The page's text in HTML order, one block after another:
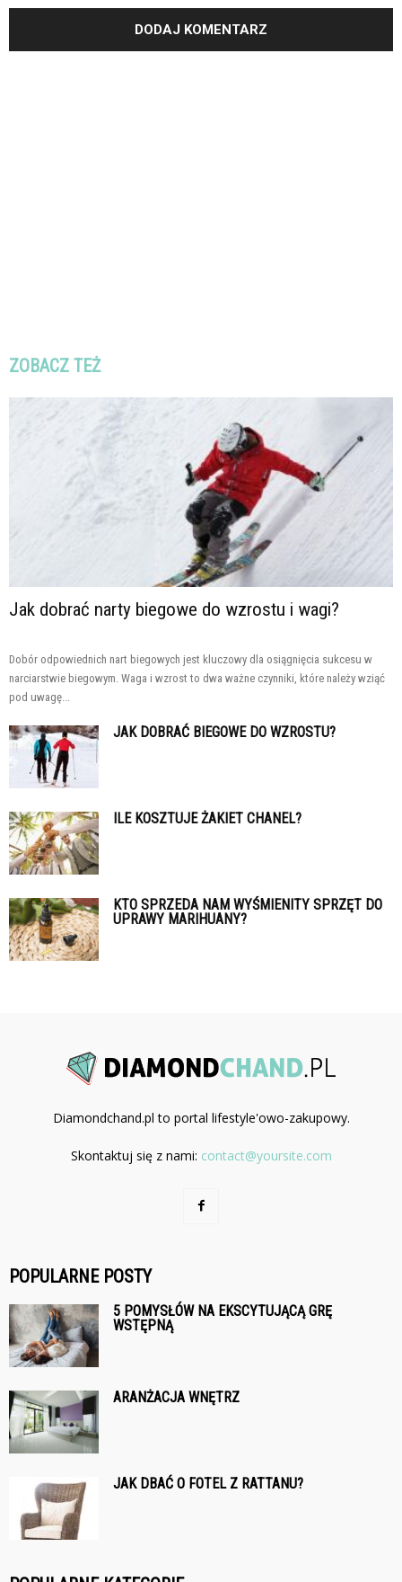
ZOBACZ TEŻ
Jak dobrać narty biegowe do wzrostu i wagi?
Dobór odpowiednich nart biegowych jest kluczowy dla osiągnięcia sukcesu w
narciarstwie biegowym. Waga i wzrost to dwa ważne czynniki, które należy wziąć
pod uwagę...
JAK DOBRAĆ BIEGOWE DO WZROSTU?
ILE KOSZTUJE ŻAKIET CHANEL?
KTO SPRZEDA NAM WYŚMIENITY SPRZĘT DO
UPRAWY MARIHUANY?
Diamondchand.pl to portal lifestyle'owo-zakupowy.
Skontaktuj się z nami: contact@yoursite.com
POPULARNE POSTY
5 POMYSŁÓW NA EKSCYTUJĄCĄ GRĘ
WSTĘPNĄ
ARANŻACJA WNĘTRZ
JAK DBAĆ O FOTEL Z RATTANU?